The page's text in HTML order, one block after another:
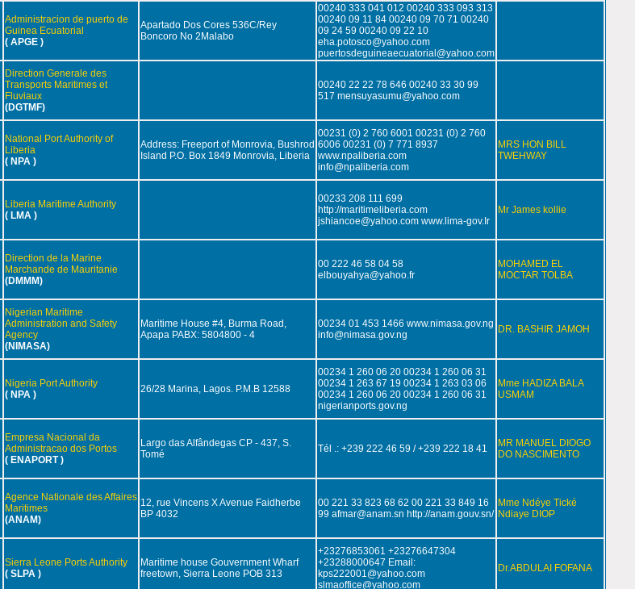
Administracion de puerto de
Guinea Ecuatorial
( APGE )
Apartado Dos Cores 536C/Rey
Boncoro No 2Malabo
00240 333 041 012 00240 333 093 313
00240 09 11 84 00240 09 70 71 00240
09 24 59 00240 09 22 10
eha.potosco@yahoo.com
puertosdeguineaecuatorial@yahoo.com
Direction Generale des
Transports Maritimes et
Fluviaux
(DGTMF)
00240 22 22 78 646 00240 33 30 99
517 mensuyasumu@yahoo.com
National Port Authority of
Liberia
( NPA )
Address: Freeport of Monrovia, Bushrod
Island P.O. Box 1849 Monrovia, Liberia
00231 (0) 2 760 6001 00231 (0) 2 760
6006 00231 (0) 7 771 8937
www.npaliberia.com
info@npaliberia.com
MRS HON BILL
TWEHWAY
Liberia Maritime Authority
( LMA )
00233 208 111 699
http://maritimeliberia.com
jshiancoe@yahoo.com www.lima-gov.Ir
Mr James kollie
Direction de la Marine
Marchande de Mauritanie
(DMMM)
00 222 46 58 04 58
elbouyahya@yahoo.fr
MOHAMED EL
MOCTAR TOLBA
Nigerian Maritime
Administration and Safety
Agency
(NIMASA)
Maritime House #4, Burma Road,
Apapa PABX: 5804800 - 4
00234 01 453 1466 www.nimasa.gov.ng
info@nimasa.gov.ng
DR. BASHIR JAMOH
Nigeria Port Authority
( NPA )
26/28 Marina, Lagos. P.M.B 12588
00234 1 260 06 20 00234 1 260 06 31
00234 1 263 67 19 00234 1 263 03 06
00234 1 260 06 20 00234 1 260 06 31
nigerianports.gov.ng
Mme HADIZA BALA
USMAM
Empresa Nacional da
Administracao dos Portos
( ENAPORT )
Largo das Alfândegas CP - 437, S.
Tomé
Tél .: +239 222 46 59 / +239 222 18 41
MR MANUEL DIOGO
DO NASCIMENTO
Agence Nationale des Affaires
Maritimes
(ANAM)
12, rue Vincens X Avenue Faidherbe
BP 4032
00 221 33 823 68 62 00 221 33 849 16
99 afmar@anam.sn http://anam.gouv.sn/
Mme Ndéye Tické
Ndiaye DIOP
Sierra Leone Ports Authority
( SLPA )
Maritime house Gouvernment Wharf
freetown, Sierra Leone POB 313
+23276853061 +23276647304
+23288000647 Email:
kps222001@yahoo.com
slmaoffice@yahoo.com
Dr.ABDULAI FOFANA